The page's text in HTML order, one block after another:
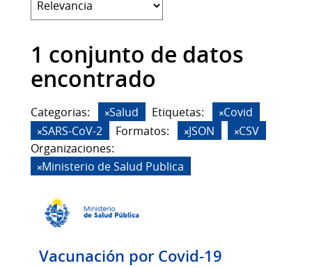
1 conjunto de datos
encontrado
Categorias: Salud Etiquetas:
Covid
SARS-CoV-2
Formatos: JSON
CSV
Organizaciones:
Ministerio de Salud Publica
Vacunación por Covid-19